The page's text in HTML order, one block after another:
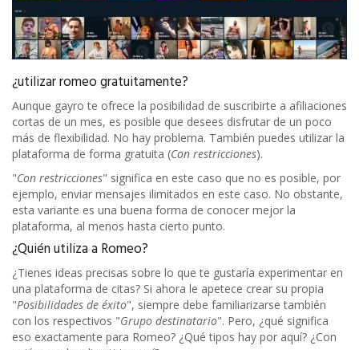
¿utilizar romeo gratuitamente?
Aunque gayro te ofrece la posibilidad de suscribirte a afiliaciones
cortas de un mes, es posible que desees disfrutar de un poco
más de flexibilidad. No hay problema. También puedes utilizar la
plataforma de forma gratuita (Con restricciones).
"Con restricciones" significa en este caso que no es posible, por
ejemplo, enviar mensajes ilimitados en este caso. No obstante,
esta variante es una buena forma de conocer mejor la
plataforma, al menos hasta cierto punto.
¿Quién utiliza a Romeo?
¿Tienes ideas precisas sobre lo que te gustaría experimentar en
una plataforma de citas? Si ahora le apetece crear su propia
"Posibilidades de éxito", siempre debe familiarizarse también
con los respectivos "Grupo destinatario". Pero, ¿qué significa
eso exactamente para Romeo? ¿Qué tipos hay por aquí? ¿Con